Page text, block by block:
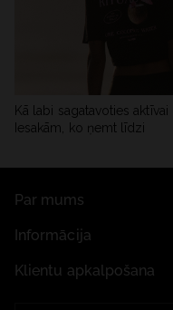
Kā labi sagatavoties
Iesakām, ko ņemt līdzi
Par mums
Informācija
Klientu apkalpošana